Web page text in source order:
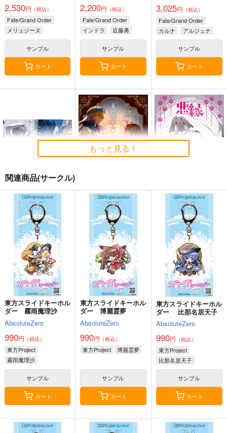
2,530円 （税込）
Fate/Grand Order
メリュジーヌ
サンプル
カート
2,200円 （税込）
Fate/Grand Order
インドラ
近藤勇
サンプル
カート
3,025円 （税込）
Fate/Grand Order
カルナ
アルジュナ
サンプル
カート
BLUE nankaAkanjin
oOMNIBUS
ハイパーソニックソウ
3,025円（税込）
Fate/Grand Order
アルジュナ
カルナ
サンプル
カート
人類最古と人類最後 I
壱番地
2,860 円 （税込）
Fate/Grand Order
ギルガメッシュ〔キャスター〕×ぐだ子
サンプル
カート
悪縁
ぽむ屋
770円（税込）
Fate/Grand Order
マシュ・キリエライト
リリス
サンプル
カート
もっと見る！
関連商品(サークル)
東方スライドキーホル
ダー 霧雨魔理沙
AbsoluteZero
990円 （税込）
東方Project
霧雨魔理沙
サンプル
カート
東方スライドキーホル
ダー 博麗霊夢
AbsoluteZero
990円 （税込）
東方Project 博麗霊夢
サンプル
カート
東方スライドキーホル
ダー 比那名居天子
AbsoluteZero
990円 （税込）
東方Project
比那名居天子
サンプル
カート